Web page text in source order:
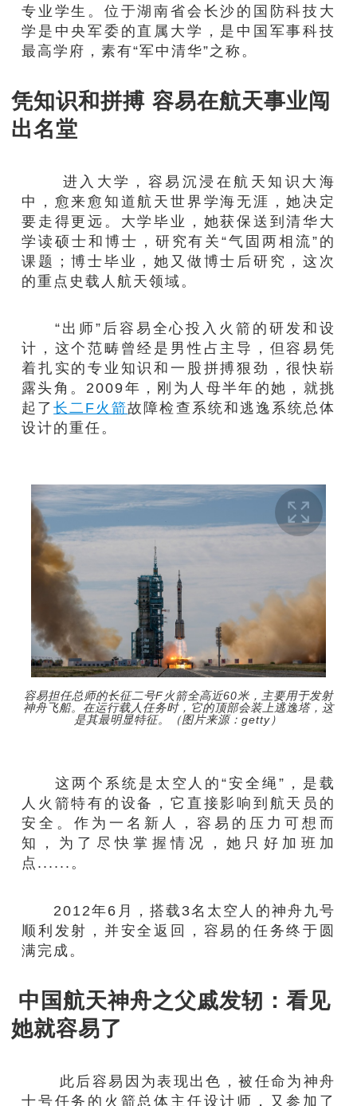
专业学生。位于湖南省会长沙的国防科技大
学是中央军委的直属大学，是中国军事科技
最高学府，素有“军中清华”之称。
凭知识和拼搏 容易在航天事业闯
出名堂
进入大学，容易沉浸在航天知识大海
中，愈来愈知道航天世界学海无涯，她决定
要走得更远。大学毕业，她获保送到清华大
学读硕士和博士，研究有关“气固两相流”的
课题；博士毕业，她又做博士后研究，这次
的重点史载人航天领域。
“出师”后容易全心投入火箭的研发和设
计，这个范畴曾经是男性占主导，但容易凭
着扎实的专业知识和一股拼搏狠劲，很快崭
露头角。2009年，刚为人母半年的她，就挑
起了长二F火箭故障检查系统和逃逸系统总体
设计的重任。
容易担任总师的长征二号F火箭全高近60米，主要用于发射
神舟飞船。在运行载人任务时，它的顶部会装上逃逸塔，这
是其最明显特征。（图片来源：getty）
这两个系统是太空人的“安全绳”，是载
人火箭特有的设备，它直接影响到航天员的
安全。作为一名新人，容易的压力可想而
知，为了尽快掌握情况，她只好加班加
点......。
2012年6月，搭载3名太空人的神舟九号
顺利发射，并安全返回，容易的任务终于圆
满完成。
中国航天神舟之父戚发轫：看见
她就容易了
此后容易因为表现出色，被任命为神舟
十号任务的火箭总体主任设计师，又参加了